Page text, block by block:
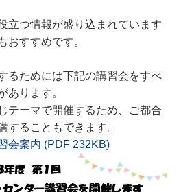
立つ情報が盛り込まれています
おすすめです。
るためには下記の講習会をすべ
あります。
ーマで開催するため、ご都合
することもできます。
会案内 (PDF 232KB)